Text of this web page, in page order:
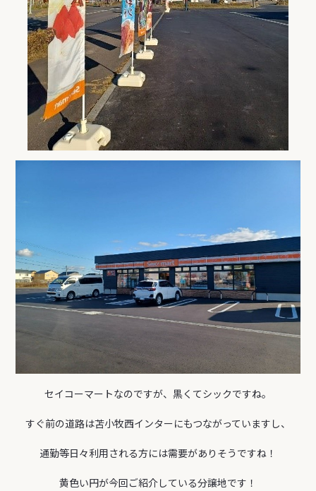
セイコーマートなのですが、黒くてシックですね。
すぐ前の道路は苫小牧西インターにもつながっていますし、
通勤等日々利用される方には需要がありそうですね！
黄色い円が今回ご紹介している分譲地です！